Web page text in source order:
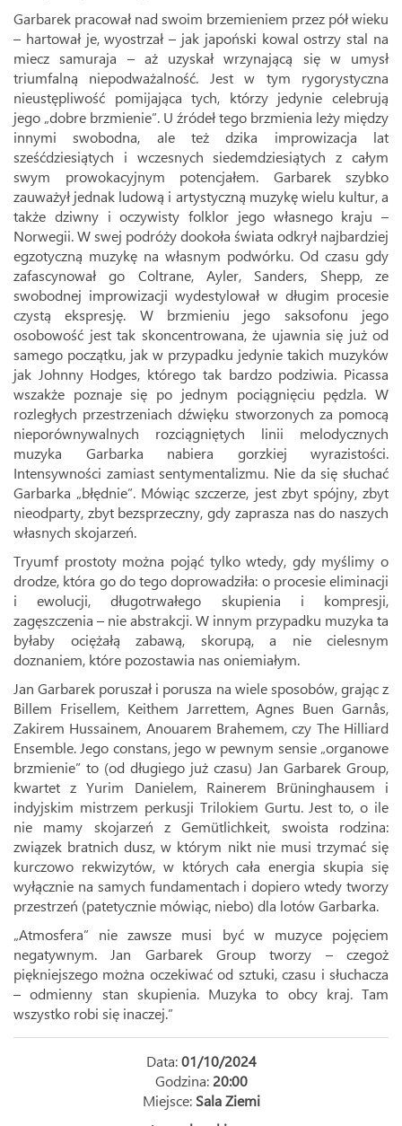
Garbarek pracował nad swoim brzemieniem przez pół wieku
– hartował je, wyostrzał – jak japoński kowal ostrzy stal na
miecz samuraja – aż uzyskał wrzynającą się w umysł
triumfalną niepodważalność. Jest w tym rygorystyczna
nieustępliwość pomijająca tych, którzy jedynie celebrują
jego „dobre brzmienie”. U źródeł tego brzmienia leży między
innymi swobodna, ale też dzika improwizacja lat
sześćdziesiątych i wczesnych siedemdziesiątych z całym
swym prowokacyjnym potencjałem. Garbarek szybko
zauważył jednak ludową i artystyczną muzykę wielu kultur, a
także dziwny i oczywisty folklor jego własnego kraju –
Norwegii. W swej podróży dookoła świata odkrył najbardziej
egzotyczną muzykę na własnym podwórku. Od czasu gdy
zafascynował go Coltrane, Ayler, Sanders, Shepp, ze
swobodnej improwizacji wydestylował w długim procesie
czystą ekspresję. W brzmieniu jego saksofonu jego
osobowość jest tak skoncentrowana, że ujawnia się już od
samego początku, jak w przypadku jedynie takich muzyków
jak Johnny Hodges, którego tak bardzo podziwia. Picassa
wszakże poznaje się po jednym pociągnięciu pędzla. W
rozległych przestrzeniach dźwięku stworzonych za pomocą
nieporównywalnych rozciągniętych linii melodycznych
muzyka Garbarka nabiera gorzkiej wyrazistości.
Intensywności zamiast sentymentalizmu. Nie da się słuchać
Garbarka „błędnie”. Mówiąc szczerze, jest zbyt spójny, zbyt
nieodparty, zbyt bezsprzeczny, gdy zaprasza nas do naszych
własnych skojarzeń.
Tryumf prostoty można pojąć tylko wtedy, gdy myślimy o
drodze, która go do tego doprowadziła: o procesie eliminacji
i ewolucji, długotrwałego skupienia i kompresji,
zagęszczenia – nie abstrakcji. W innym przypadku muzyka ta
byłaby ociężałą zabawą, skorupą, a nie cielesnym
doznaniem, które pozostawia nas oniemiałym.
Jan Garbarek poruszał i porusza na wiele sposobów, grając z
Billem Frisellem, Keithem Jarrettem, Agnes Buen Garnås,
Zakirem Hussainem, Anouarem Brahemem, czy The Hilliard
Ensemble. Jego constans, jego w pewnym sensie „organowe
brzmienie” to (od długiego już czasu) Jan Garbarek Group,
kwartet z Yurim Danielem, Rainerem Brüninghausem i
indyjskim mistrzem perkusji Trilokiem Gurtu. Jest to, o ile
nie mamy skojarzeń z Gemütlichkeit, swoista rodzina:
związek bratnich dusz, w którym nikt nie musi trzymać się
kurczowo rekwizytów, w których cała energia skupia się
wyłącznie na samych fundamentach i dopiero wtedy tworzy
przestrzeń (patetycznie mówiąc, niebo) dla lotów Garbarka.
„Atmosfera” nie zawsze musi być w muzyce pojęciem
negatywnym. Jan Garbarek Group tworzy – czegoż
piękniejszego można oczekiwać od sztuki, czasu i słuchacza
– odmienny stan skupienia. Muzyka to obcy kraj. Tam
wszystko robi się inaczej.”
Data:01/10/2024
Godzina: 20:00
Miejsce: Sala Ziemi